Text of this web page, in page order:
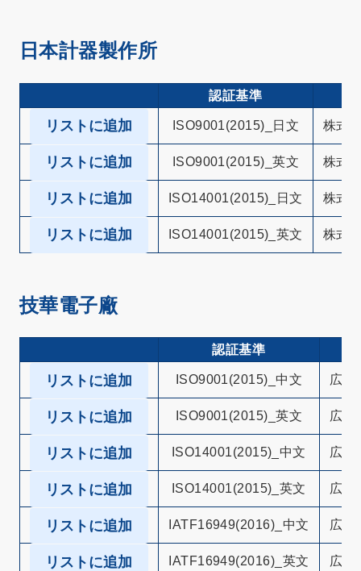
日本計器製作所
認証基準
リストに追加 ISO9001(2015)_日文 株式
リストに追加 ISO9001(2015)_英文 株式
リストに追加 ISO14001(2015)_日文 株式
リストに追加 ISO14001(2015)_英文 株式
技華電子廠
認証基準
リストに追加 ISO9001(2015)_中文 広州
リストに追加 ISO9001(2015)_英文 広州
リストに追加 ISO14001(2015)_中文 広州
リストに追加 ISO14001(2015)_英文 広州
リストに追加 IATF16949(2016)_中文 広州
リストに追加 IATF16949(2016)_英文 広州